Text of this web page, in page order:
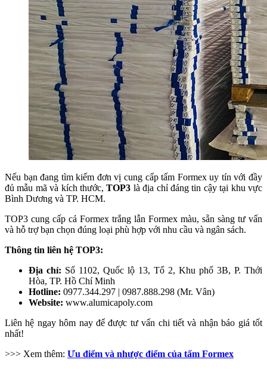
Nếu bạn đang tìm kiếm đơn vị cung cấp tấm Formex uy tín với đầy
đủ mẫu mã và kích thước,TOP3 là địa chỉ đáng tin cậy tại khu vực
Bình Dương và TP. HCM.
TOP3 cung cấp cả Formex trắng lẫn Formex màu, sẵn sàng tư vấn
và hỗ trợ bạn chọn đúng loại phù hợp với nhu cầu và ngân sách.
Thông tin liên hệ TOP3:
Địa chỉ: Số 1102, Quốc lộ 13, Tổ 2, Khu phố 3B, P. Thới
Hòa, TP. Hồ Chí Minh
Hotline: 0977.344.297 | 0987.888.298 (Mr. Vân)
Website: www.alumicapoly.com
Liên hệ ngay hôm nay để được tư vấn chi tiết và nhận báo giá tốt
nhất!
>>> Xem thêm: Ưu điểm và nhược điểm của tấm Formex